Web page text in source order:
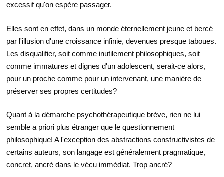
excessif qu'on espère passager.
Elles sont en effet, dans un monde éternellement jeune et bercé
par l'illusion d'une croissance infinie, devenues presque taboues.
Les disqualifier, soit comme inutilement philosophiques, soit
comme immatures et dignes d'un adolescent, serait-ce alors,
pour un proche comme pour un intervenant, une manière de
préserver ses propres certitudes?
Quant à la démarche psychothérapeutique brève, rien ne lui
semble a priori plus étranger que le questionnement
philosophique! A l'exception des abstractions constructivistes de
certains auteurs, son langage est généralement pragmatique,
concret, ancré dans le vécu immédiat. Trop ancré?